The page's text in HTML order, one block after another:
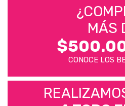
MÁS
CONOCE LOS